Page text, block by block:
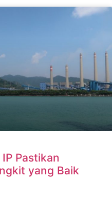
Pastikan
yang Baik